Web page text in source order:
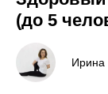
(до 5
Ирина